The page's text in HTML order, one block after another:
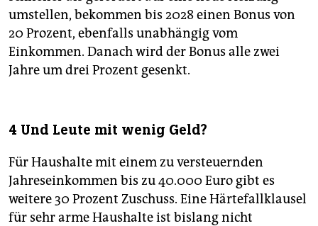
umstellen, bekommen bis 2028 einen Bonus von
20 Prozent, ebenfalls unabhängig vom
Einkommen. Danach wird der Bonus alle zwei
Jahre um drei Prozent gesenkt.
4 Und Leute mit wenig Geld?
Für Haushalte mit einem zu versteuernden
Jahreseinkommen bis zu 40.000 Euro gibt es
weitere 30 Prozent Zuschuss. Eine Härtefallklausel
für sehr arme Haushalte ist bislang nicht